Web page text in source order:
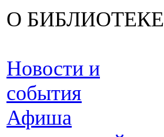
О БИБЛИОТЕКЕ
Новости и
события
Афиша